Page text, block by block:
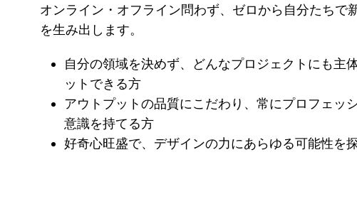
オンライン・オフライン問わず、ゼロから自分たちで
を生み出します。
自分の領域を決めず、どんなプロジェクトにも主
ットできる方
アウトプットの品質にこだわり、常にプロフェッ
意識を持てる方
好奇心旺盛で、デザインの力にあらゆる可能性を